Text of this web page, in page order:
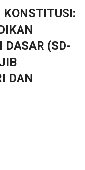
DASAR (SD-
DAN